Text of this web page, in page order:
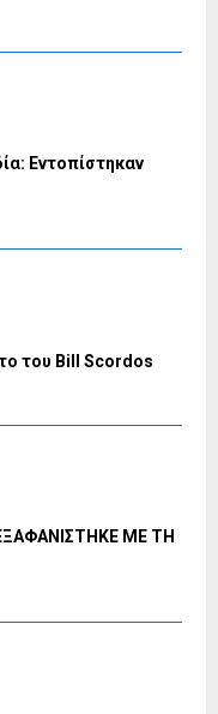
Εντοπίστηκαν
του Bill Scordos
ΜΕ ΤΗ